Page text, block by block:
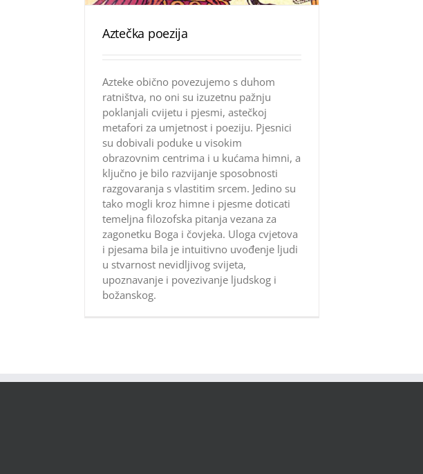
Aztečka poezija
Azteke obično povezujemo s duhom
ratništva, no oni su izuzetnu pažnju
poklanjali cvijetu i pjesmi, astečkoj
metafori za umjetnost i poeziju. Pjesnici
su dobivali poduke u visokim
obrazovnim centrima i u kućama himni, a
ključno je bilo razvijanje sposobnosti
razgovaranja s vlastitim srcem. Jedino su
tako mogli kroz himne i pjesme doticati
temeljna filozofska pitanja vezana za
zagonetku Boga i čovjeka. Uloga cvjetova
i pjesama bila je intuitivno uvođenje ljudi
u stvarnost nevidljivog svijeta,
upoznavanje i povezivanje ljudskog i
božanskog.